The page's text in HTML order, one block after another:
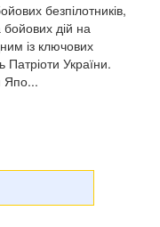
безпілотників,
бойових дій на
із ключових
Патріоти України.
Япо...